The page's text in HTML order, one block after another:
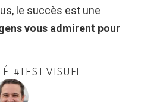
le succès est une
vous admirent pour
TEST VISUEL